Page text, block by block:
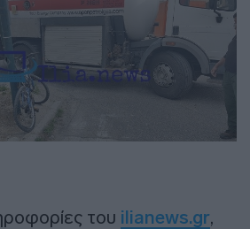
του ilianews.gr,